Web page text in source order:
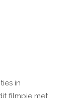
in
filmpje met